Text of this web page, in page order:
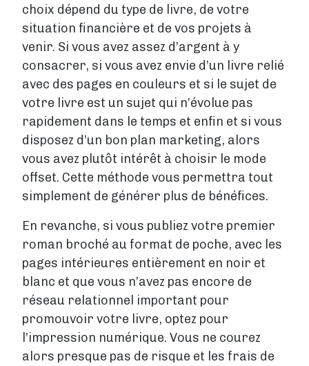
choix dépend du type de livre, de votre
situation financière et de vos projets à
venir. Si vous avez assez d’argent à y
consacrer, si vous avez envie d’un livre relié
avec des pages en couleurs et si le sujet de
votre livre est un sujet qui n’évolue pas
rapidement dans le temps et enfin et si vous
disposez d’un bon plan marketing, alors
vous avez plutôt intérêt à choisir le mode
offset. Cette méthode vous permettra tout
simplement de générer plus de bénéfices.
En revanche, si vous publiez votre premier
roman broché au format de poche, avec les
pages intérieures entièrement en noir et
blanc et que vous n’avez pas encore de
réseau relationnel important pour
promouvoir votre livre, optez pour
l’impression numérique. Vous ne courez
alors presque pas de risque et les frais de